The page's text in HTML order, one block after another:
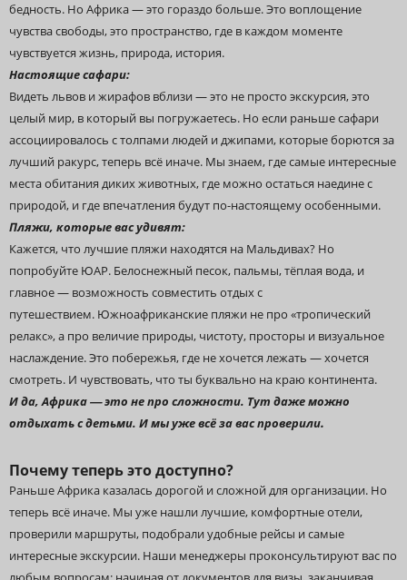
бедность. Но Африка — это гораздо больше. Это воплощение
чувства свободы, это пространство, где в каждом моменте
чувствуется жизнь, природа, история.
Настоящие сафари:
Видеть львов и жирафов вблизи — это не просто экскурсия, это
целый мир, в который вы погружаетесь. Но если раньше сафари
ассоциировалось с толпами людей и джипами, которые борются за
лучший ракурс, теперь всё иначе. Мы знаем, где самые интересные
места обитания диких животных, где можно остаться наедине с
природой, и где впечатления будут по-настоящему особенными.
Пляжи, которые вас удивят:
Кажется, что лучшие пляжи находятся на Мальдивах? Но
попробуйте ЮАР. Белоснежный песок, пальмы, тёплая вода, и
главное — возможность совместить отдых с
путешествием. Южноафриканские пляжи не про «тропический
релакс», а про величие природы, чистоту, просторы и визуальное
наслаждение. Это побережья, где не хочется лежать — хочется
смотреть. И чувствовать, что ты буквально на краю континента.
И да, Африка — это не про сложности. Тут даже можно
отдыхать с детьми. И мы уже всё за вас проверили.
Почему теперь это доступно?
Раньше Африка казалась дорогой и сложной для организации. Но
теперь всё иначе. Мы уже нашли лучшие, комфортные отели,
проверили маршруты, подобрали удобные рейсы и самые
интересные экскурсии. Наши менеджеры проконсультируют вас по